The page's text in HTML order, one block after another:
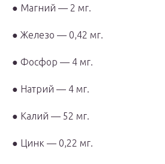
● Магний — 2 мг.
● Железо — 0,42 мг.
● Фосфор — 4 мг.
● Натрий — 4 мг.
● Калий — 52 мг.
● Цинк — 0,22 мг.